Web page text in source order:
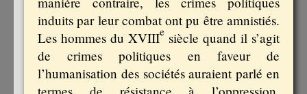
induits par leur combat ont pu être amnistiés.
Les hommes du XVIIIe siècle quand il s’agit
de crimes politiques en faveur de
l’humanisation des sociétés auraient parlé en